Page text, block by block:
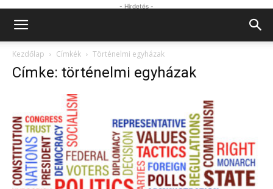
- Hirdetés -
Kezdőlap Címkék Történelmi egyházak
Címke: történelmi egyházak